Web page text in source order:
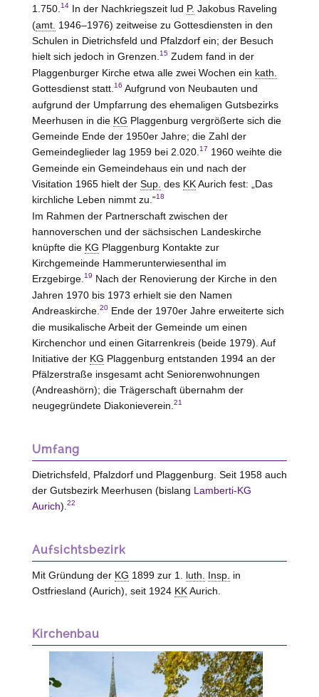
1.750. 14In der Nachkriegszeit lud P. Jakobus Raveling
(amt. 1946–1976) zeitweise zu Gottesdiensten in den
Schulen in Dietrichsfeld und Pfalzdorf ein; der Besuch
hielt sich jedoch in Grenzen. 15Zudem fand in der
Plaggenburger Kirche etwa alle zwei Wochen ein kath.
Gottesdienst statt. 16 Aufgrund von Neubauten und
aufgrund der Umpfarrung des ehemaligen Gutsbezirks
Meerhusen in die KG Plaggenburg vergrößerte sich die
Gemeinde Ende der 1950er Jahre; die Zahl der
Gemeindeglieder lag 1959 bei 2.020. 17 1960 weihte die
Gemeinde ein Gemeindehaus ein und nach der
Visitation 1965 hielt der Sup. des KK Aurich fest: „Das
kirchliche Leben nimmt zu.“18
Im Rahmen der Partnerschaft zwischen der
hannoverschen und der sächsischen Landeskirche
knüpfte die KG Plaggenburg Kontakte zur
Kirchgemeinde Hammerunterwiesenthal im
Erzgebirge. 19 Nach der Renovierung der Kirche in den
Jahren 1970 bis 1973 erhielt sie den Namen
Andreaskirche. 20Ende der 1970er Jahre erweiterte sich
die musikalische Arbeit der Gemeinde um einen
Kirchenchor und einen Gitarrenkreis (beide 1979). Auf
Initiative der KG Plaggenburg entstanden 1994 an der
Pfälzerstraße insgesamt acht Seniorenwohnungen
(Andreashörn); die Trägerschaft übernahm der
neugegründete Diakonieverein. 21
Umfang
Dietrichsfeld, Pfalzdorf und Plaggenburg. Seit 1958 auch
der Gutsbezirk Meerhusen (bislang Lamberti-KG
Aurich). 22
Aufsichtsbezirk
Mit Gründung der KG 1899 zur 1. luth. Insp. in
Ostfriesland (Aurich), seit 1924 KKAurich.
Kirchenbau